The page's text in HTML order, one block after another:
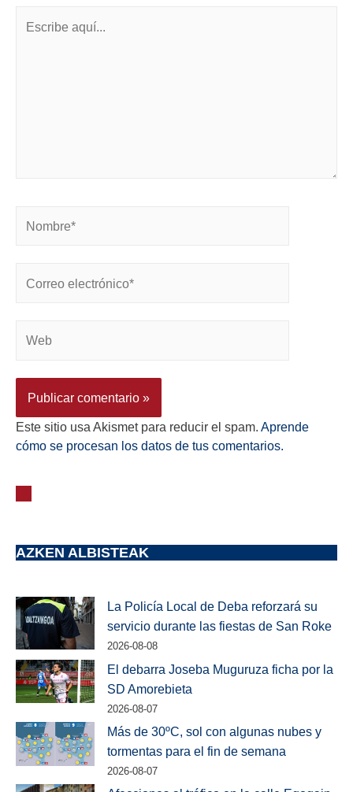
Este sitio usa Akismet para reducir el spam. Aprende
cómo se procesan los datos de tus comentarios.
AZKEN ALBISTEAK
La Policía Local de Deba reforzará su
servicio durante las fiestas de San Roke
2026-08-08
El debarra Joseba Muguruza ficha por la
SD Amorebieta
2026-08-07
Más de 30ºC, sol con algunas nubes y
tormentas para el fin de semana
2026-08-07